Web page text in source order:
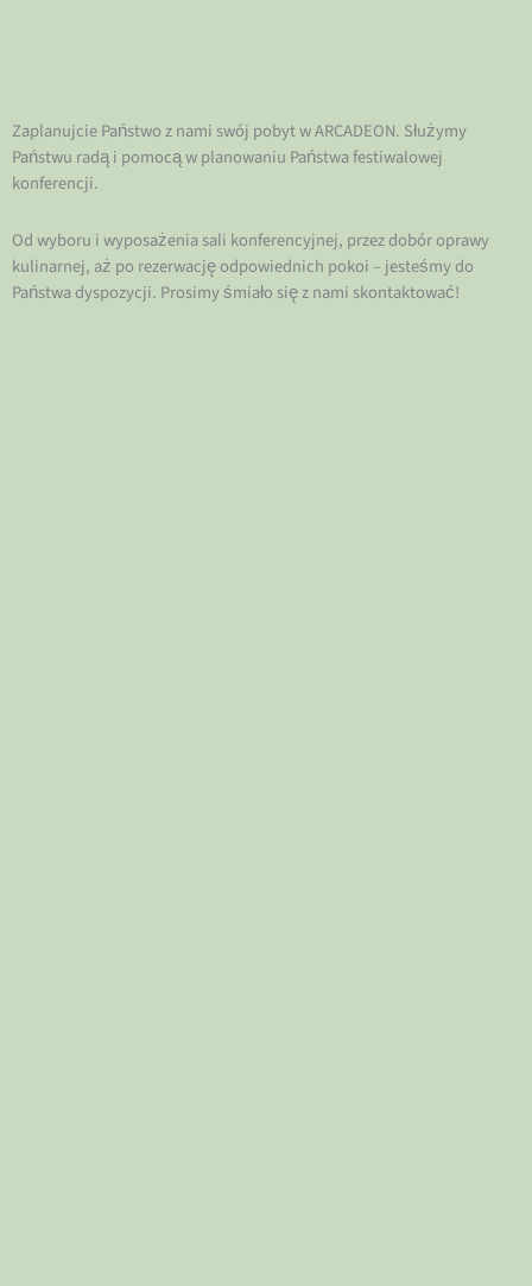
Zaplanujcie Państwo z nami swój pobyt w ARCADEON. Służymy
Państwu radą i pomocą w planowaniu Państwa festiwalowej
konferencji.
Od wyboru i wyposażenia sali konferencyjnej, przez dobór oprawy
kulinarnej, aż po rezerwację odpowiednich pokoi – jesteśmy do
Państwa dyspozycji. Prosimy śmiało się z nami skontaktować!